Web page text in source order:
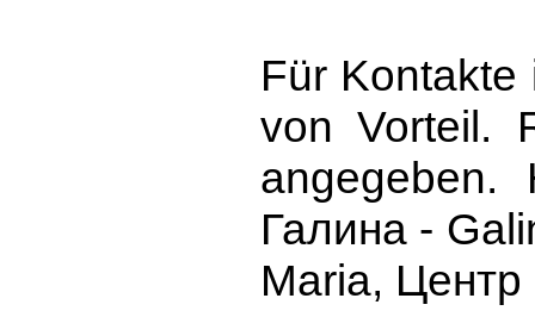
Für
von Vorteil.
angegeben.
Галина -
Maria,